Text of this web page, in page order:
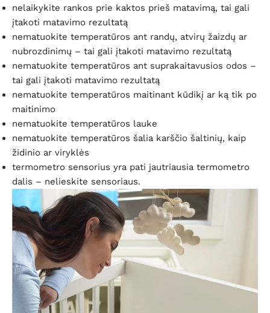
nelaikykite rankos prie kaktos prieš matavimą, tai gali
įtakoti matavimo rezultatą
nematuokite temperatūros ant randų, atvirų žaizdų ar
nubrozdinimų – tai gali įtakoti matavimo rezultatą
nematuokite temperatūros ant suprakaitavusios odos –
tai gali įtakoti matavimo rezultatą
nematuokite temperatūros maitinant kūdikį ar ką tik po
maitinimo
nematuokite temperatūros lauke
nematuokite temperatūros šalia karščio šaltinių, kaip
židinio ar viryklės
termometro sensorius yra pati jautriausia termometro
dalis – nelieskite sensoriaus.